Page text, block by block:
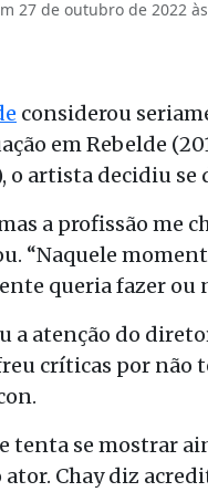
27 de outubro de 2022
considerou
em Rebelde
o artista decidiu se
a profissão me
“Naquele
queria fazer ou
a atenção do
críticas por
tenta se mostrar
ator. Chay diz